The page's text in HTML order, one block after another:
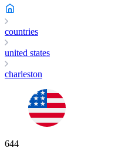
countries
united states
charleston
644